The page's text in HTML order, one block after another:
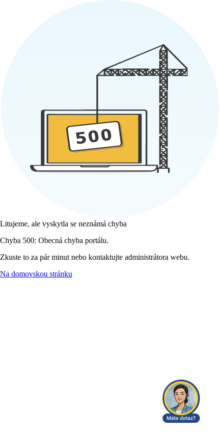
Litujeme, ale vyskytla se neznámá chyba
Chyba 500: Obecná chyba portálu.
Zkuste to za pár minut nebo kontaktujte administrátora webu.
Na domovskou stránku